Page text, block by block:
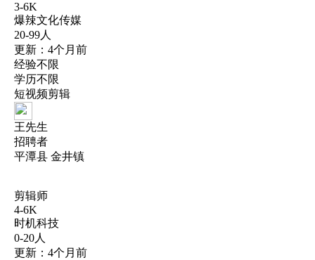
3-6K
爆辣文化传媒
20-99人
更新：4个月前
经验不限
学历不限
短视频剪辑
王先生
招聘者
平潭县 金井镇
剪辑师
4-6K
时机科技
0-20人
更新：4个月前